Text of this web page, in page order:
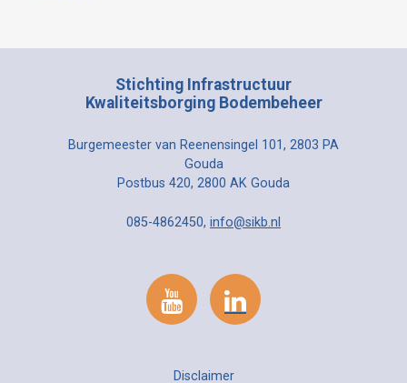
Stichting Infrastructuur
Kwaliteitsborging Bodembeheer
Burgemeester van Reenensingel 101, 2803 PA
Gouda
Postbus 420, 2800 AK Gouda
085-4862450, info@sikb.nl
Disclaimer